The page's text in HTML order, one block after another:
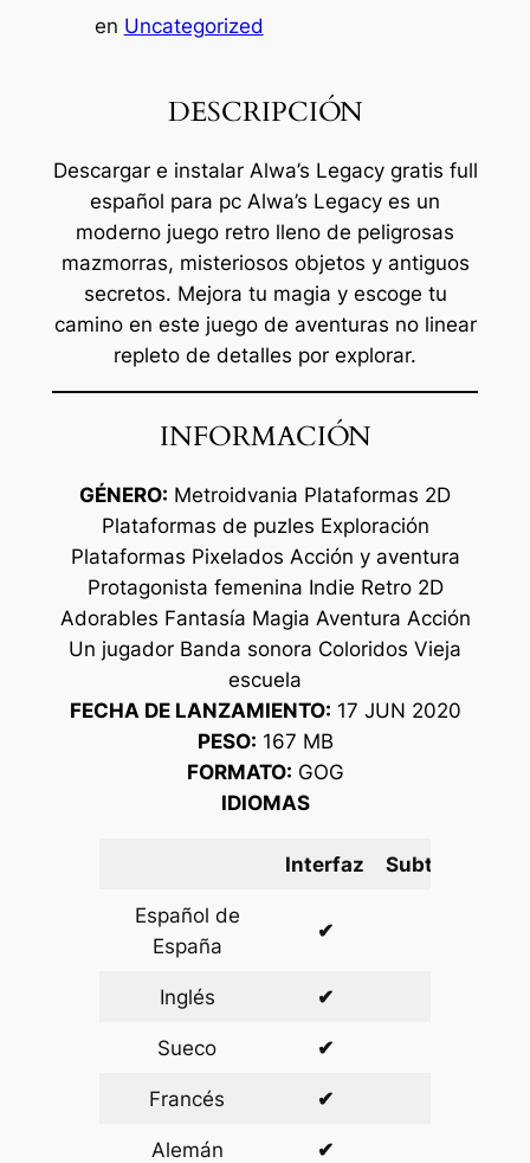
en Uncategorized
DESCRIPCIÓN
Descargar e instalar Alwa’s Legacy gratis full
español para pc Alwa’s Legacy es un
moderno juego retro lleno de peligrosas
mazmorras, misteriosos objetos y antiguos
secretos. Mejora tu magia y escoge tu
camino en este juego de aventuras no linear
repleto de detalles por explorar.
INFORMACIÓN
GÉNERO: Metroidvania Plataformas 2D
Plataformas de puzles Exploración
Plataformas Pixelados Acción y aventura
Protagonista femenina Indie Retro 2D
Adorables Fantasía Magia Aventura Acción
Un jugador Banda sonora Coloridos Vieja
escuela
FECHA DE LANZAMIENTO: 17 JUN 2020
PESO: 167 MB
FORMATO: GOG
IDIOMAS
Interfaz Subtítulos
Español de
España
✔
Inglés ✔
Sueco ✔
Francés ✔
Alemán ✔